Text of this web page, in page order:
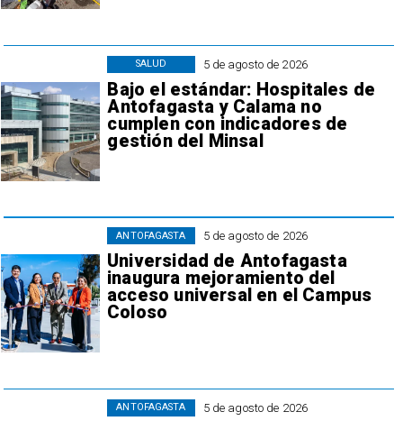
5 de agosto de 2026
Bajo el estándar: Hospitales de
Antofagasta y Calama no
cumplen con indicadores de
gestión del Minsal
SALUD
5 de agosto de 2026
Universidad de Antofagasta
inaugura mejoramiento del
acceso universal en el Campus
Coloso
ANTOFAGASTA
5 de agosto de 2026
ANTOFAGASTA